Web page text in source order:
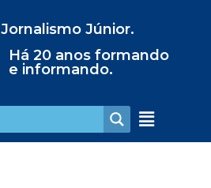
Jornalismo Júnior.
Há 20 anos formando
e informando.